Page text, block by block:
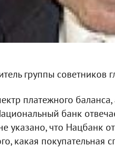
группы
платежного
банк
указано, что Нацбанк
какая покупательная